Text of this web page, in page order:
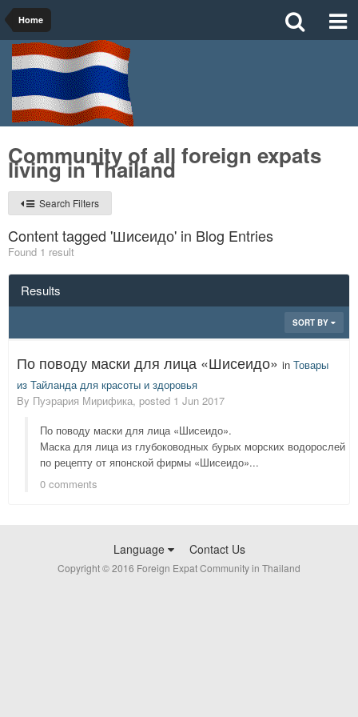
Home
Community of all foreign expats
living in Thailand
Search Filters
Content tagged 'Шисеидо' in Blog Entries
Found 1 result
Results
SORT BY
По поводу маски для лица «Шисеидо» in Товары
из Тайланда для красоты и здоровья
By Пуэрария Мирифика, posted 1 Jun 2017
По поводу маски для лица «Шисеидо».
Маска для лица из глубоководных бурых морских водорослей
по рецепту от японской фирмы «Шисеидо»...
0 comments
Language Contact Us
Copyright © 2016 Foreign Expat Community in Thailand